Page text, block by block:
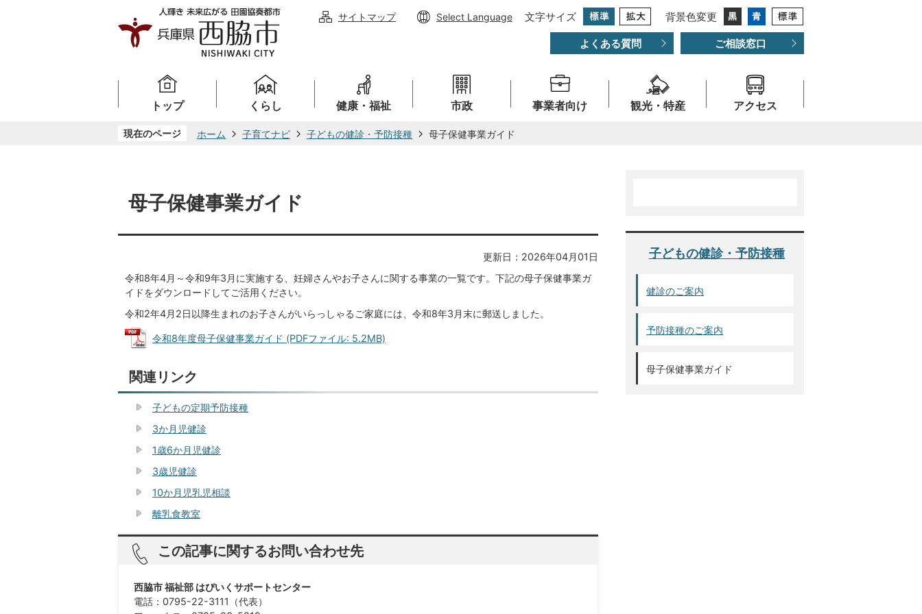
サイトマップ Select Language 文字サイズ 背景色変更
よくある質問 ご相談窓口
トップ くらし 健康・福祉 市政 事業者向け 観光・特産 アクセス
現在のページ ホーム 子育てナビ 子どもの健診・予防接種 母子保健事業ガイド
母子保健事業ガイド
更新日：2026年04月01日
令和8年4月～令和9年3月に実施する、妊婦さんやお子さんに関する事業の一覧です。下記の母子保健事業ガ
イドをダウンロードしてご活用ください。
令和2年4月2日以降生まれのお子さんがいらっしゃるご家庭には、令和8年3月末に郵送しました。
令和8年度母子保健事業ガイド (PDFファイル: 5.2MB)
関連リンク
子どもの定期予防接種
3か月児健診
1歳6か月児健診
3歳児健診
10か月児乳児相談
離乳食教室
この記事に関するお問い合わせ先
西脇市 福祉部 はぴいくサポートセンター
電話：0795-22-3111（代表）
子どもの健診・予防接種
健診のご案内
予防接種のご案内
母子保健事業ガイド